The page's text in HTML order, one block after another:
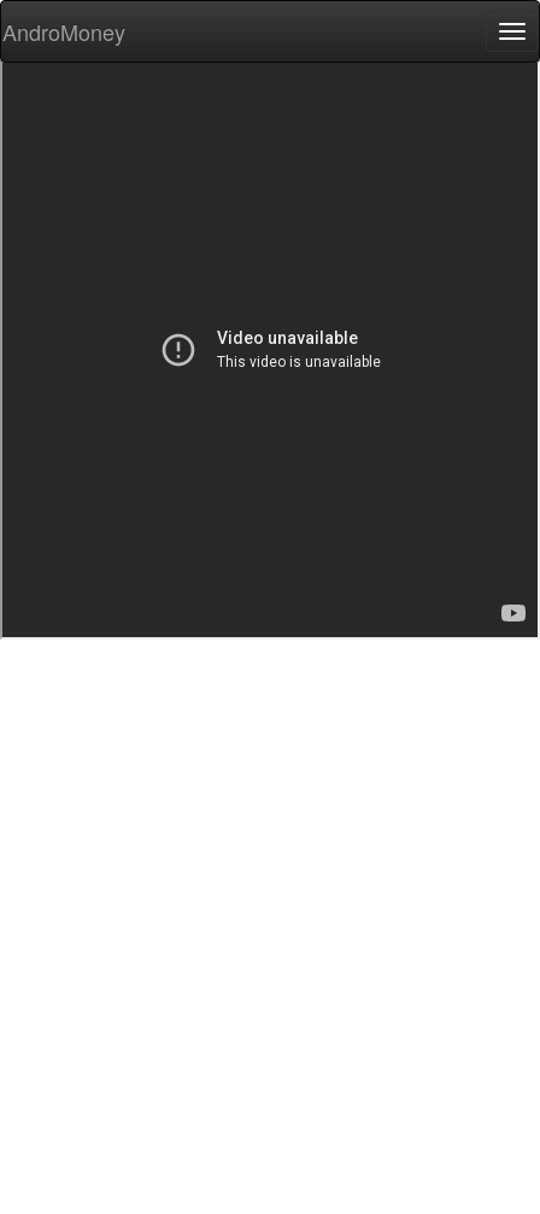
AndroMoney